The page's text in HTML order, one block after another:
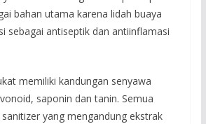
bahan utama karena lidah buaya
sebagai antiseptik dan antiinflamasi
memiliki kandungan senyawa
saponin dan tanin. Semua
yang mengandung ekstrak